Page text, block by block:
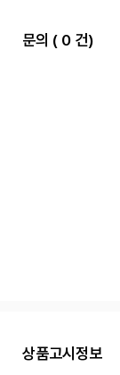
문의 ( 0 건)
상품고시정보